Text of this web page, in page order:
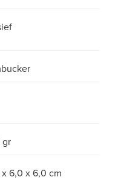
x 6,0 x 6,0 cm